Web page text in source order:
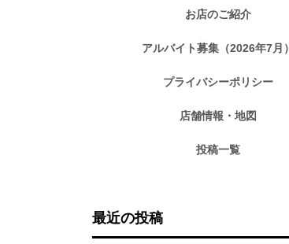
お店のご紹介
アルバイト募集（2026年7月）
プライバシーポリシー
店舗情報・地図
投稿一覧
最近の投稿